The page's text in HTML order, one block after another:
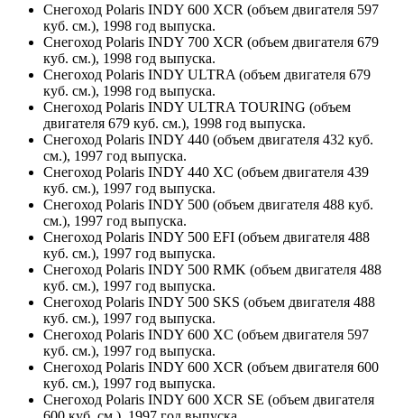
Снегоход Polaris INDY 600 XCR (объем двигателя 597
куб. см.), 1998 год выпуска.
Снегоход Polaris INDY 700 XCR (объем двигателя 679
куб. см.), 1998 год выпуска.
Снегоход Polaris INDY ULTRA (объем двигателя 679
куб. см.), 1998 год выпуска.
Снегоход Polaris INDY ULTRA TOURING (объем
двигателя 679 куб. см.), 1998 год выпуска.
Снегоход Polaris INDY 440 (объем двигателя 432 куб.
см.), 1997 год выпуска.
Снегоход Polaris INDY 440 XC (объем двигателя 439
куб. см.), 1997 год выпуска.
Снегоход Polaris INDY 500 (объем двигателя 488 куб.
см.), 1997 год выпуска.
Снегоход Polaris INDY 500 EFI (объем двигателя 488
куб. см.), 1997 год выпуска.
Снегоход Polaris INDY 500 RMK (объем двигателя 488
куб. см.), 1997 год выпуска.
Снегоход Polaris INDY 500 SKS (объем двигателя 488
куб. см.), 1997 год выпуска.
Снегоход Polaris INDY 600 XC (объем двигателя 597
куб. см.), 1997 год выпуска.
Снегоход Polaris INDY 600 XCR (объем двигателя 600
куб. см.), 1997 год выпуска.
Снегоход Polaris INDY 600 XCR SE (объем двигателя